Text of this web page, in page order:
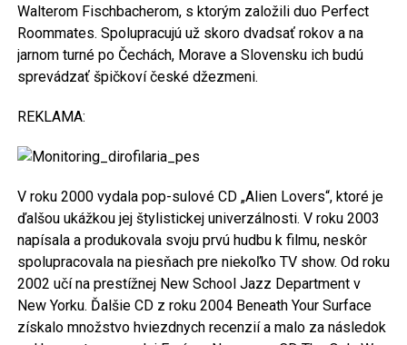
Walterom Fischbacherom, s ktorým založili duo Perfect
Roommates. Spolupracujú už skoro dvadsať rokov a na
jarnom turné po Čechách, Morave a Slovensku ich budú
sprevádzať špičkoví české džezmeni.
REKLAMA:
V roku 2000 vydala pop-sulové CD „Alien Lovers“, ktoré je
ďalšou ukážkou jej štylistickej univerzálnosti. V roku 2003
napísala a produkovala svoju prvú hudbu k filmu, neskôr
spolupracovala na piesňach pre niekoľko TV show. Od roku
2002 učí na prestížnej New School Jazz Department v
New Yorku. Ďalšie CD z roku 2004 Beneath Your Surface
získalo množstvo hviezdnych recenzií a malo za následok